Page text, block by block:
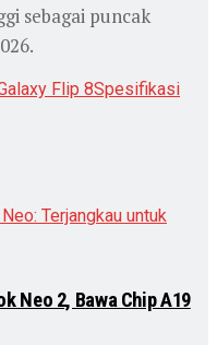
sebagai puncak
Flip 8Spesifikasi
Neo 2, Bawa Chip A19